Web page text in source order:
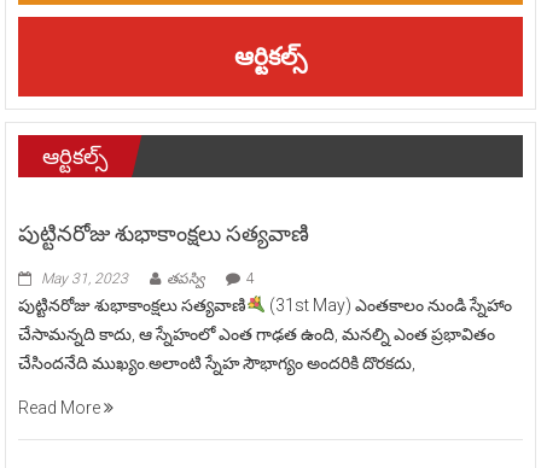
ఆర్టికల్స్
ఆర్టికల్స్
పుట్టినరోజు శుభాకాంక్షలు సత్యవాణి
May 31, 2023 తపస్వి 4
పుట్టినరోజు శుభాకాంక్షలు సత్యవాణి
(31st May) ఎంతకాలం నుండి స్నేహాం
చేసామన్నది కాదు, ఆ స్నేహంలో ఎంత గాఢత ఉంది, మనల్ని ఎంత ప్రభావితం
చేసిందనేది ముఖ్యం.అలాంటి స్నేహ సౌభాగ్యం అందరికి దొరకదు,
Read More